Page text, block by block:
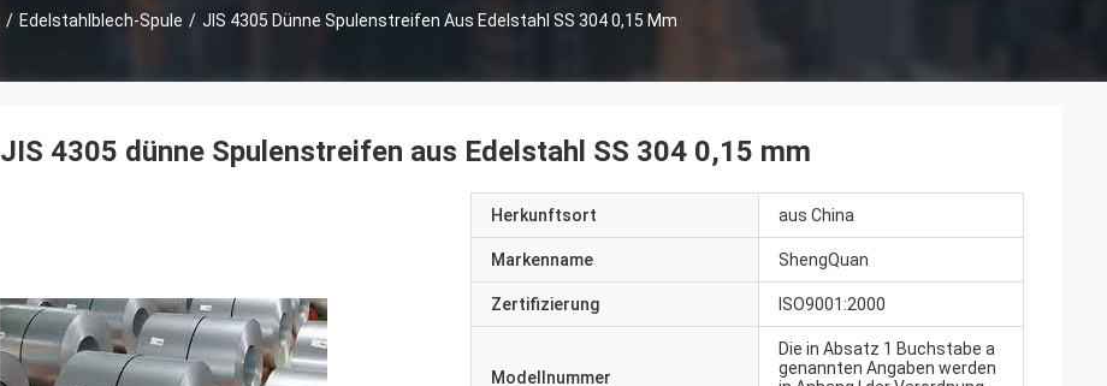
/ Edelstahlblech-Spule / JIS 4305 Dünne Spulenstreifen Aus Edelstahl SS 304 0,15 Mm
JIS 4305 dünne Spulenstreifen aus Edelstahl SS 304 0,15 mm
Herkunftsort aus China
Markenname ShengQuan
Zertifizierung ISO9001:2000
Modellnummer
Die in Absatz 1 Buchstabe a
genannten Angaben werden